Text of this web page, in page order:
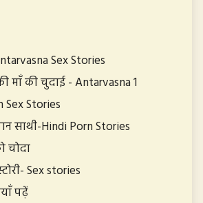
Sex Stories
माँ की चुदाई - Antarvasna 1
Sex Stories
साथी-Hindi Porn Stories
चोदा
Sex stories
पढ़ें